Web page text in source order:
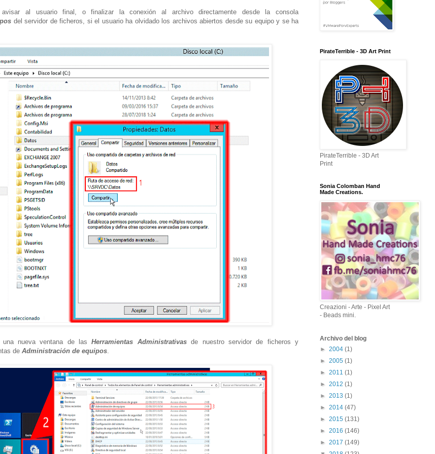
al usuario final, o finalizar la conexión al archivo directamente desde la consola
del servidor de ficheros, si el usuario ha olvidado los archivos abiertos desde su equipo y se ha
una nueva ventana de lasHerramientas Administrativasde nuestro servidor de ficheros y
de Administración de equipos.
PirateTerrible - 3D Art Print
PirateTerrible - 3D Art
Print
Sonia Colomban Hand
Made Creations.
Creazioni - Arte - Pixel Art
- Beads mini.
Archivo del blog
► 2004 (1)
► 2005 (1)
► 2011 (1)
► 2012 (1)
► 2013 (1)
► 2014 (47)
► 2015 (131)
► 2016 (146)
► 2017 (149)